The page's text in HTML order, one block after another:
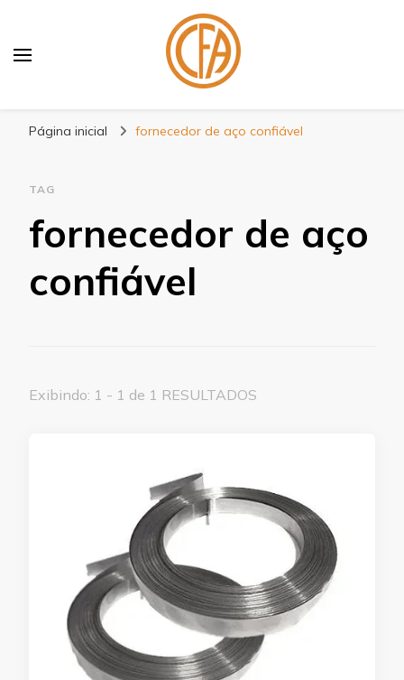
Página inicial fornecedor de aço confiável
TAG
fornecedor de aço
confiável
Exibindo: 1 - 1 de 1 RESULTADOS